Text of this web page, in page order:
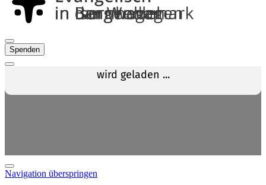
Spenden
Navigation überspringen